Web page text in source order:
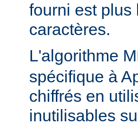
fourni est plus
caractères.
L'algorithme
spécifique à
chiffrés en
inutilisables